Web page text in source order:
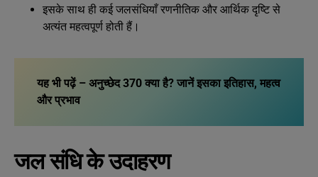
इसके साथ ही कई जलसंधियाँ रणनीतिक और आर्थिक दृष्टि से
अत्यंत महत्वपूर्ण होती हैं।
यह भी पढ़ें – अनुच्छेद 370 क्या है? जानें इसका इतिहास, महत्व
और प्रभाव
जल संधि के उदाहरण